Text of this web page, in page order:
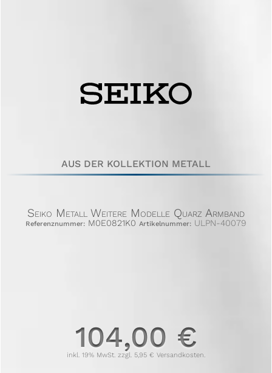
AUS DER KOLLEKTION METALL
Seiko Metall Weitere Modelle Quarz Armband
Referenznummer: M0E0821K0 Artikelnummer: ULPN-40079
104,00 €
inkl. 19% MwSt. zzgl. 5,95 € Versandkosten.